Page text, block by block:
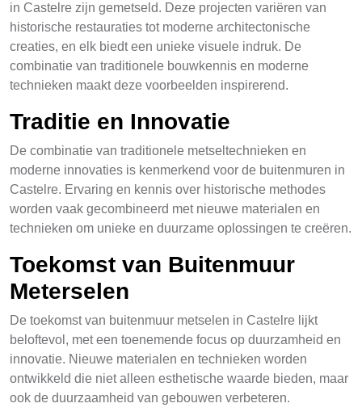
in Castelre zijn gemetseld. Deze projecten variëren van
historische restauraties tot moderne architectonische
creaties, en elk biedt een unieke visuele indruk. De
combinatie van traditionele bouwkennis en moderne
technieken maakt deze voorbeelden inspirerend.
Traditie en Innovatie
De combinatie van traditionele metseltechnieken en
moderne innovaties is kenmerkend voor de buitenmuren in
Castelre. Ervaring en kennis over historische methodes
worden vaak gecombineerd met nieuwe materialen en
technieken om unieke en duurzame oplossingen te creëren.
Toekomst van Buitenmuur
Meterselen
De toekomst van buitenmuur metselen in Castelre lijkt
beloftevol, met een toenemende focus op duurzamheid en
innovatie. Nieuwe materialen en technieken worden
ontwikkeld die niet alleen esthetische waarde bieden, maar
ook de duurzaamheid van gebouwen verbeteren.